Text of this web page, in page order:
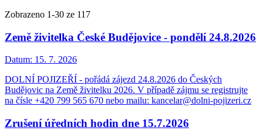
Zobrazeno 1-30 ze 117
Země živitelka České Budějovice - pondělí 24.8.2026
Datum: 15. 7. 2026
DOLNÍ POJIZEŘÍ - pořádá zájezd 24.8.2026 do Českých
Budějovic na Země živitelku 2026. V případě zájmu se registrujte
na čísle +420 799 565 670 nebo mailu: kancelar@dolni-pojizeri.cz
Zrušení úředních hodin dne 15.7.2026